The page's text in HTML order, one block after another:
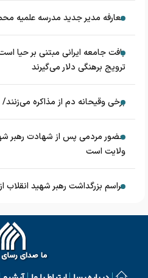
معارفه مدیر جدید مدرسه علمیه
بافت جامعه ایرانی مبتنی بر حیا
ترویج برهنگی دلار می‌گیرند
برخی وقیحانه دم از مذاکره
حضور مردمی پس از شهادت رهبر
ولایت است
مراسم بزرگداشت رهبر شهید انقلاب